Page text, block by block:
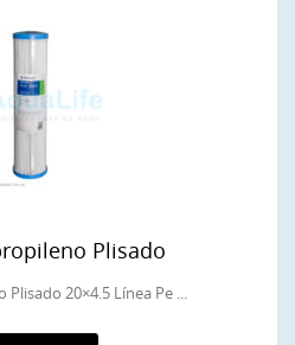
Plisado
20×4.5 Línea Pe ...